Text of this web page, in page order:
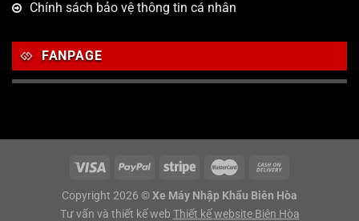
Chính sách bảo vệ thông tin cá nhân
FANPAGE
Copyright 2026 © Xe Máy Nhập Khẩu Biên Hòa
Tư vấn và thiết kế web Thiết kế website Biên Hòa